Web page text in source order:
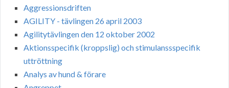
Aggressionsdriften
AGILITY - tävlingen 26 april 2003
Agilitytävlingen den 12 oktober 2002
Aktionsspecifik (kroppslig) och stimulanssspecifik
uttröttning
Analys av hund & förare